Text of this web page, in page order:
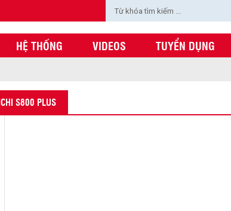
HỆ THỐNG VIDEOS TUYỂN DỤNG
S800 PLUS